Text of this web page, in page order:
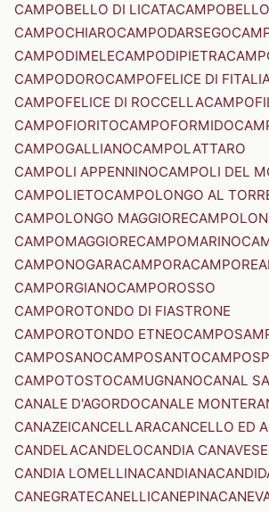
CAMPOBELLO DI LICATA
CAMPOCHIAROCAMPODARSEGO
CAMPODIMELECAMPODIPIETRA
CAMPODOROCAMPOFELICE DI
CAMPOFELICE DI ROCCELLA
CAMPOFIORITOCAMPOFORMIDO
CAMPOGALLIANOCAMPOLATTARO
CAMPOLI APPENNINOCAMPOLI DEL
CAMPOLIETOCAMPOLONGO AL
CAMPOLONGO MAGGIORE
CAMPOMAGGIORECAMPOMARINO
CAMPONOGARACAMPORA
CAMPORGIANOCAMPOROSSO
CAMPOROTONDO DI FIASTRONE
CAMPOROTONDO ETNEO
CAMPOSANOCAMPOSANTO
CAMPOTOSTOCAMUGNANOCANAL
CANALE D'AGORDOCANALE
CANAZEICANCELLARACANCELLO ED
CANDELACANDELOCANDIA CANAVESE
CANDIA LOMELLINACANDIANA
CANEGRATECANELLICANEPINA